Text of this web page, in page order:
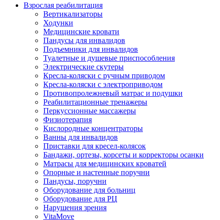
Взрослая реабилитация
Вертикализаторы
Ходунки
Медицинские кровати
Пандусы для инвалидов
Подъемники для инвалидов
Туалетные и душевые приспособления
Электрические скутеры
Кресла-коляски с ручным приводом
Кресла-коляски с электроприводом
Противопролежневый матрас и подушки
Реабилитационные тренажеры
Перкуссионные массажеры
Физиотерапия
Кислородные концентраторы
Ванны для инвалидов
Приставки для кресел-колясок
Бандажи, ортезы, корсеты и корректоры осанки
Матрасы для медицинских кроватей
Опорные и настенные поручни
Пандусы, поручни
Оборудование для больниц
Оборудование для РЦ
Нарушения зрения
VitaMove